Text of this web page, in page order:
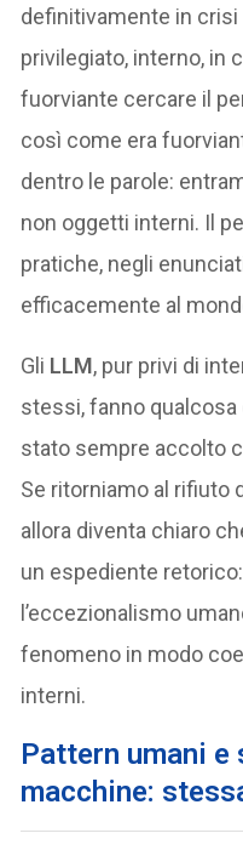
definitivamente in crisi
privilegiato, interno, in
fuorviante cercare il
così come era
dentro le parole:
non oggetti interni. Il
pratiche, negli
efficacemente al
Gli LLM, pur privi di
stessi, fanno
stato sempre accolto
Se ritorniamo al rifiuto
allora diventa chiaro
un espediente
l’eccezionalismo
fenomeno in modo
interni.
Pattern umani
macchine: